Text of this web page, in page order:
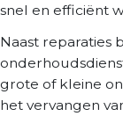
snel en efficiënt
Naast reparaties
grote of kleine
het vervangen